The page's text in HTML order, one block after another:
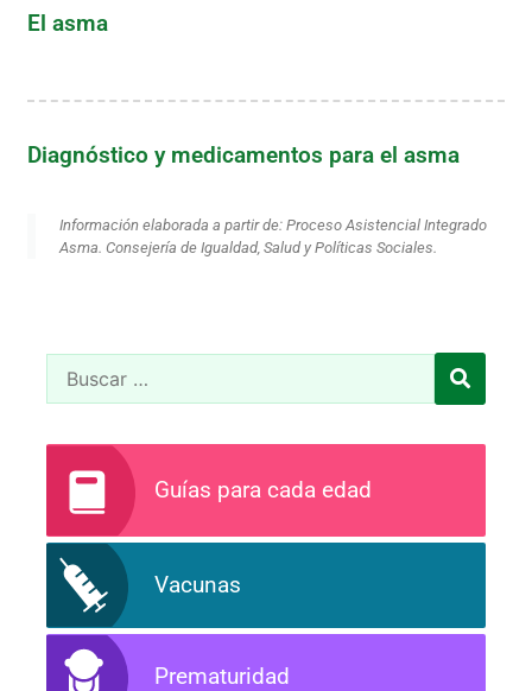
El asma
Diagnóstico y medicamentos para el asma
Información elaborada a partir de: Proceso Asistencial Integrado
Asma. Consejería de Igualdad, Salud y Políticas Sociales.
Guías para cada edad
Vacunas
Prematuridad